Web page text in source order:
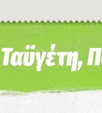
Ταϋγέτη,